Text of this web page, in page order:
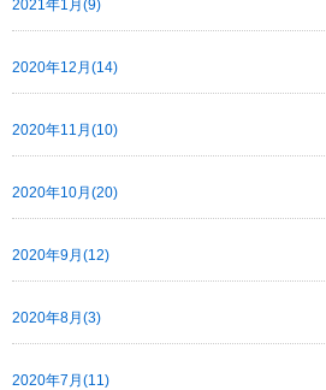
2021年1月(9)
2020年12月(14)
2020年11月(10)
2020年10月(20)
2020年9月(12)
2020年8月(3)
2020年7月(11)